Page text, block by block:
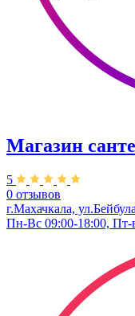
Магазин
5
0 отзывов
г.Махачкала,
Пн-Вс 09:00-18:00, Пт-